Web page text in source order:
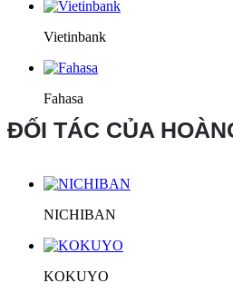
Vietinbank
Fahasa
ĐỐI TÁC CỦA
NICHIBAN
KOKUYO